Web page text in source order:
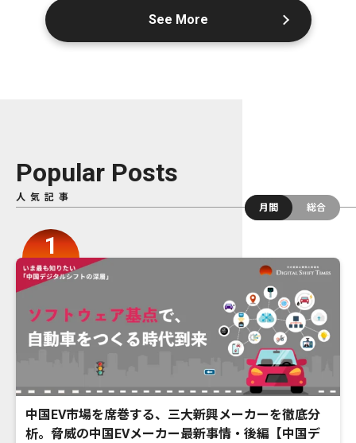
See More
Popular Posts
人気記事
月間
総合
中国EV市場を席巻する、三大新興メーカーを徹底分
析。脅威の中国EVメーカー最新事情・後編【中国デ